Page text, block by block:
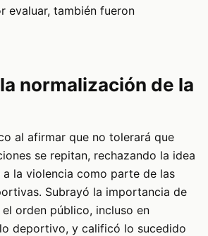
evaluar, también fueron
normalización de la
al afirmar que no tolerará que
se repitan, rechazando la idea
la violencia como parte de las
Subrayó la importancia de
orden público, incluso en
deportivo, y calificó lo sucedido